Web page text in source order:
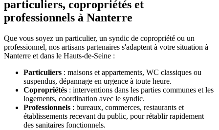
particuliers, copropriétés et
professionnels à Nanterre
Que vous soyez un particulier, un syndic de copropriété ou un
professionnel, nos artisans partenaires s'adaptent à votre situation à
Nanterre et dans le Hauts-de-Seine :
Particuliers : maisons et appartements, WC classiques ou
suspendus, dépannage en urgence à toute heure.
Copropriétés : interventions dans les parties communes et les
logements, coordination avec le syndic.
Professionnels : bureaux, commerces, restaurants et
établissements recevant du public, pour rétablir rapidement
des sanitaires fonctionnels.